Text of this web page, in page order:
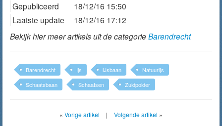
Gepubliceerd
18/12/16 15:50
Laatste update
18/12/16 17:12
Bekijk hier meer artikels uit de categorieBarendrecht
Barendrecht Ijs IJsbaan
Natuurijs
Schaatsbaan
Schaatsen Zuidpolder
« Vorige artikel | Volgende artikel »